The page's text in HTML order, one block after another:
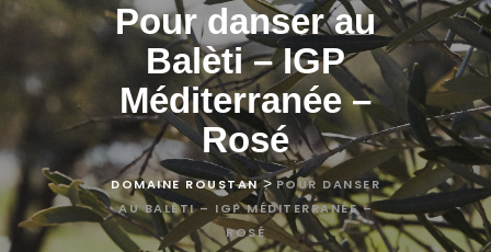
Pour danser au
Balèti – IGP
Méditerranée –
Rosé
DOMAINE ROUSTAN> POUR DANSER
AU BALÈTI – IGP MÉDITERRANÉE –
ROSÉ